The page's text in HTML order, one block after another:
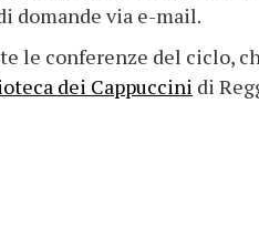
domande via e-mail.
le conferenze del ciclo,
dei Cappuccini di